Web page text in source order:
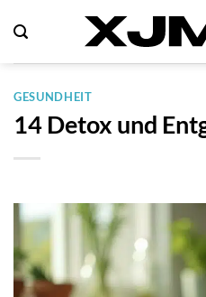
Inhalt
springen
GESUNDHEIT
14 Detox und